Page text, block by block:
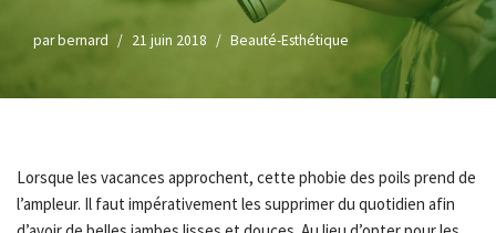
parbernard 21 juin 2018 Beauté-Esthétique
Lorsque les vacances approchent, cette phobie des poils prend de
l’ampleur. Il faut impérativement les supprimer du quotidien afin